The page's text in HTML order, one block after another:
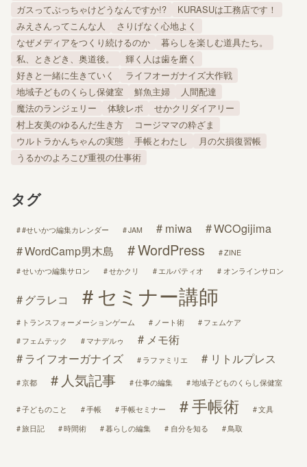
ガスってぶっちゃけどうなんですか!?
KURASUは工務店です！
みえさんってこんな人
さりげなく心地よく
なぜメディアをつくり続けるのか
暮らしを楽しむ道具たち。
私、ときどき、奥道後。
輝く人は歯を磨く
好きと一緒に生きていく
ライフオーガナイズ大作戦
地域子どものくらし保健室
鮮魚主婦
人間配達
魔法のランジェリー
体験レポ
せかクリダイアリー
村上友美のゆるんだ生き方
コージママの粋ざま
ウルトラかんちゃんの実態
手帳とわたし
月の欠損復習帳
うるかのよろこび重視の仕事術
タグ
#せいかつ編集カレンダー JAM miwa
WCOgijima
WordCamp男木島
WordPress
ZINE
せいかつ編集サロン
せかクリ エルパティオ オンラインサロン
グラレコ セミナー講師
トランスフォーメーションゲーム ノート術
フェムケア
フェムテック
マナデルゥ
メモ術
ライフオーガナイズ
ラファミリエ リトルプレス
京都 人気記事 仕事の編集 地域子どものくらし保健室
子どものこと 手帳 手帳セミナー 手帳術
文具
旅日記
時間術 暮らしの編集 自分を知る 鳥取